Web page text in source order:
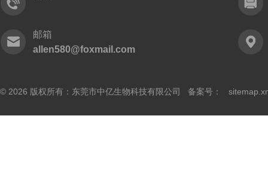
邮箱
allen580@foxmail.com
© 2026 版权所有：东莞市中亿生物科技有限公司 备案号：